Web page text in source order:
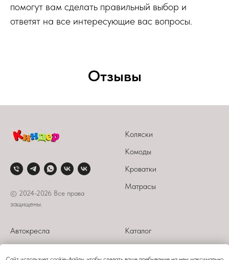
помогут вам сделать правильный выбор и
ответят на все интересующие вас вопросы.
Отзывы
© 2024-2026 Все права
защищены.
Коляски
Комоды
Кроватки
Матрасы
Автокресла
Каталог